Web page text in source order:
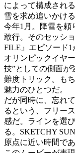
によって構成され
雪を求め追いかけ
今年1月。降雪を頼
敢行。そのセッシ
FILE』エピソード1
オリンピックイヤ
技”としての側面が
難度トリック。も
魅力のひとつだ。
だが同時に、忘れ
るという、フリー
感だ。ラインを選
る。SKETCHY
原点に近い時間であ